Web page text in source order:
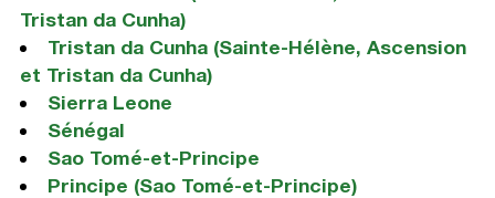
Tristan da Cunha)
Tristan da Cunha (Sainte-Hélène, Ascension
et Tristan da Cunha)
Sierra Leone
Sénégal
Sao Tomé-et-Principe
Principe (Sao Tomé-et-Principe)